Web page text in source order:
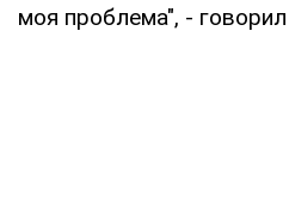
моя проблема", -